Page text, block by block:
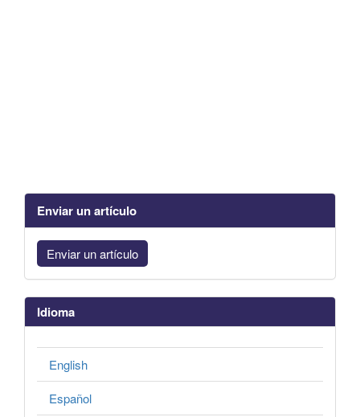
Enviar un artículo
Enviar un artículo
Idioma
English
Español